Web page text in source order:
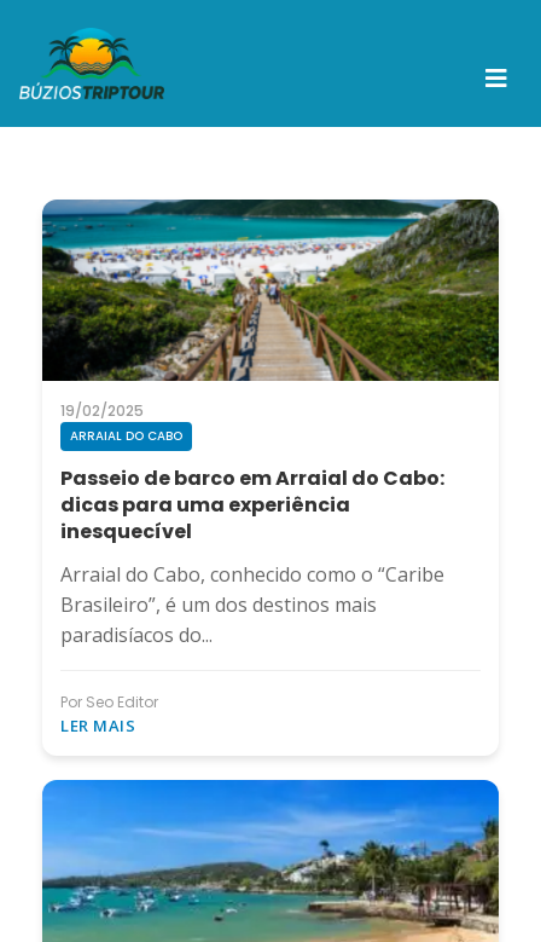
19/02/2025
ARRAIAL DO CABO
Passeio de barco em Arraial do Cabo:
dicas para uma experiência
inesquecível
Arraial do Cabo, conhecido como o “Caribe
Brasileiro”, é um dos destinos mais
paradisíacos do...
Por Seo Editor
LER MAIS